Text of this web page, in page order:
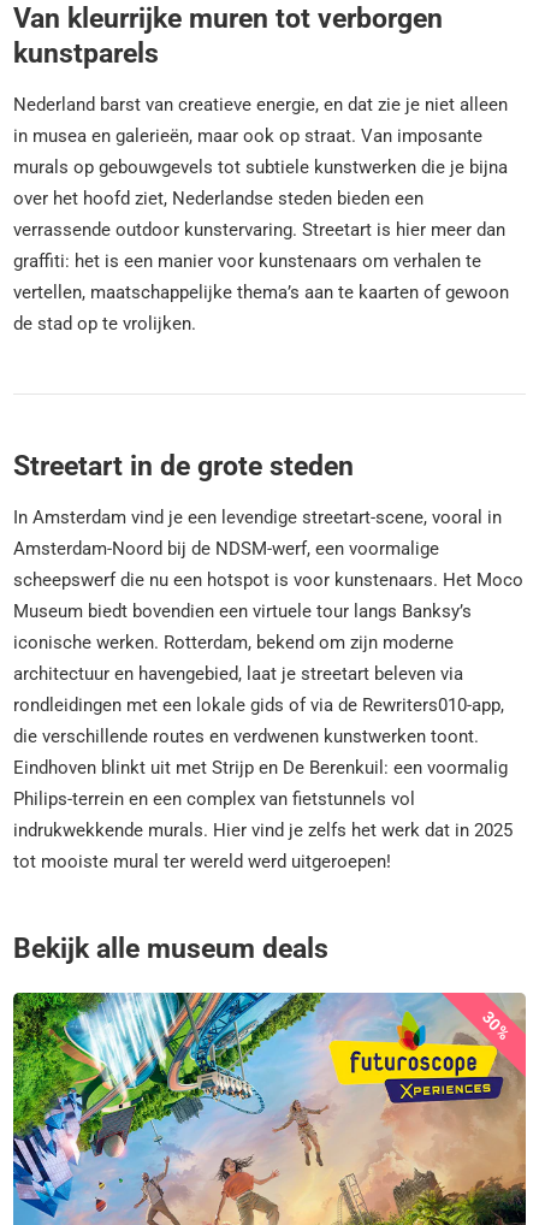
Van kleurrijke muren tot verborgen
kunstparels
Nederland barst van creatieve energie, en dat zie je niet alleen
in musea en galerieën, maar ook op straat. Van imposante
murals op gebouwgevels tot subtiele kunstwerken die je bijna
over het hoofd ziet, Nederlandse steden bieden een
verrassende outdoor kunstervaring. Streetart is hier meer dan
graffiti: het is een manier voor kunstenaars om verhalen te
vertellen, maatschappelijke thema’s aan te kaarten of gewoon
de stad op te vrolijken.
Streetart in de grote steden
In Amsterdam vind je een levendige streetart-scene, vooral in
Amsterdam-Noord bij de NDSM-werf, een voormalige
scheepswerf die nu een hotspot is voor kunstenaars. Het Moco
Museum biedt bovendien een virtuele tour langs Banksy’s
iconische werken. Rotterdam, bekend om zijn moderne
architectuur en havengebied, laat je streetart beleven via
rondleidingen met een lokale gids of via de Rewriters010-app,
die verschillende routes en verdwenen kunstwerken toont.
Eindhoven blinkt uit met Strijp en De Berenkuil: een voormalig
Philips-terrein en een complex van fietstunnels vol
indrukwekkende murals. Hier vind je zelfs het werk dat in 2025
tot mooiste mural ter wereld werd uitgeroepen!
Bekijk alle museum deals
30%